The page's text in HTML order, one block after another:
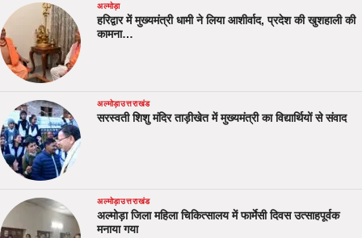
अल्मोड़ा
हरिद्वार में मुख्यमंत्री धामी ने लिया आशीर्वाद, प्रदेश की खुशहाली की
कामना…
अल्मोड़ाउत्तराखंड
सरस्वती शिशु मंदिर ताड़ीखेत में मुख्यमंत्री का विद्यार्थियों से संवाद
अल्मोड़ाउत्तराखंड
अल्मोड़ा जिला महिला चिकित्सालय में फार्मेसी दिवस उत्साहपूर्वक
मनाया गया